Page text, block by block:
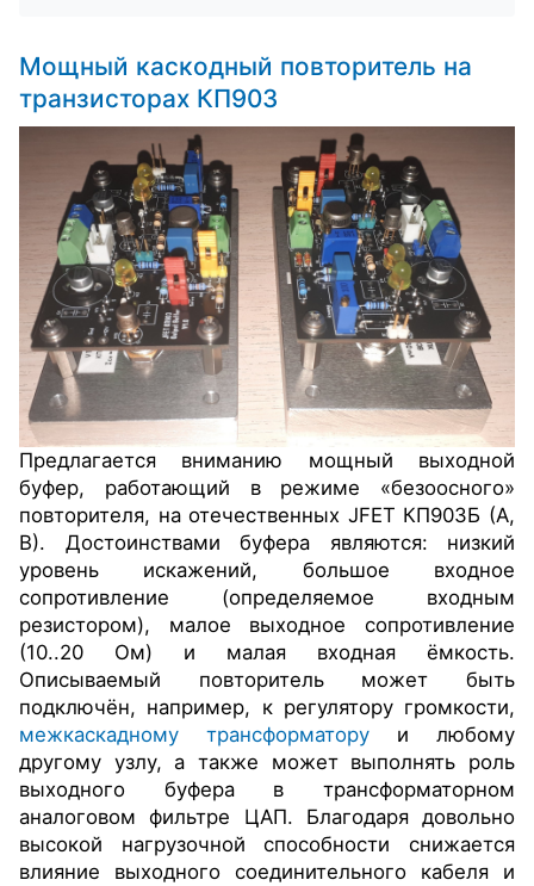
Мощный каскодный повторитель на
транзисторах КП903
Предлагается вниманию мощный выходной
буфер, работающий в режиме «безоосного»
повторителя, на отечественных JFET КП903Б (А,
В). Достоинствами буфера являются: низкий
уровень искажений, большое входное
сопротивление (определяемое входным
резистором), малое выходное сопротивление
(10..20 Ом) и малая входная ёмкость.
Описываемый повторитель может быть
подключён, например, к регулятору громкости,
межкаскадному трансформатору и любому
другому узлу, а также может выполнять роль
выходного буфера в трансформаторном
аналоговом фильтре ЦАП. Благодаря довольно
высокой нагрузочной способности снижается
влияние выходного соединительного кабеля и